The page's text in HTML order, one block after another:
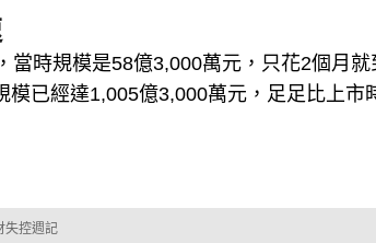
當時規模是58億3,000萬元，只花2個月
模已經達1,005億3,000萬元，足足比上
失控週記